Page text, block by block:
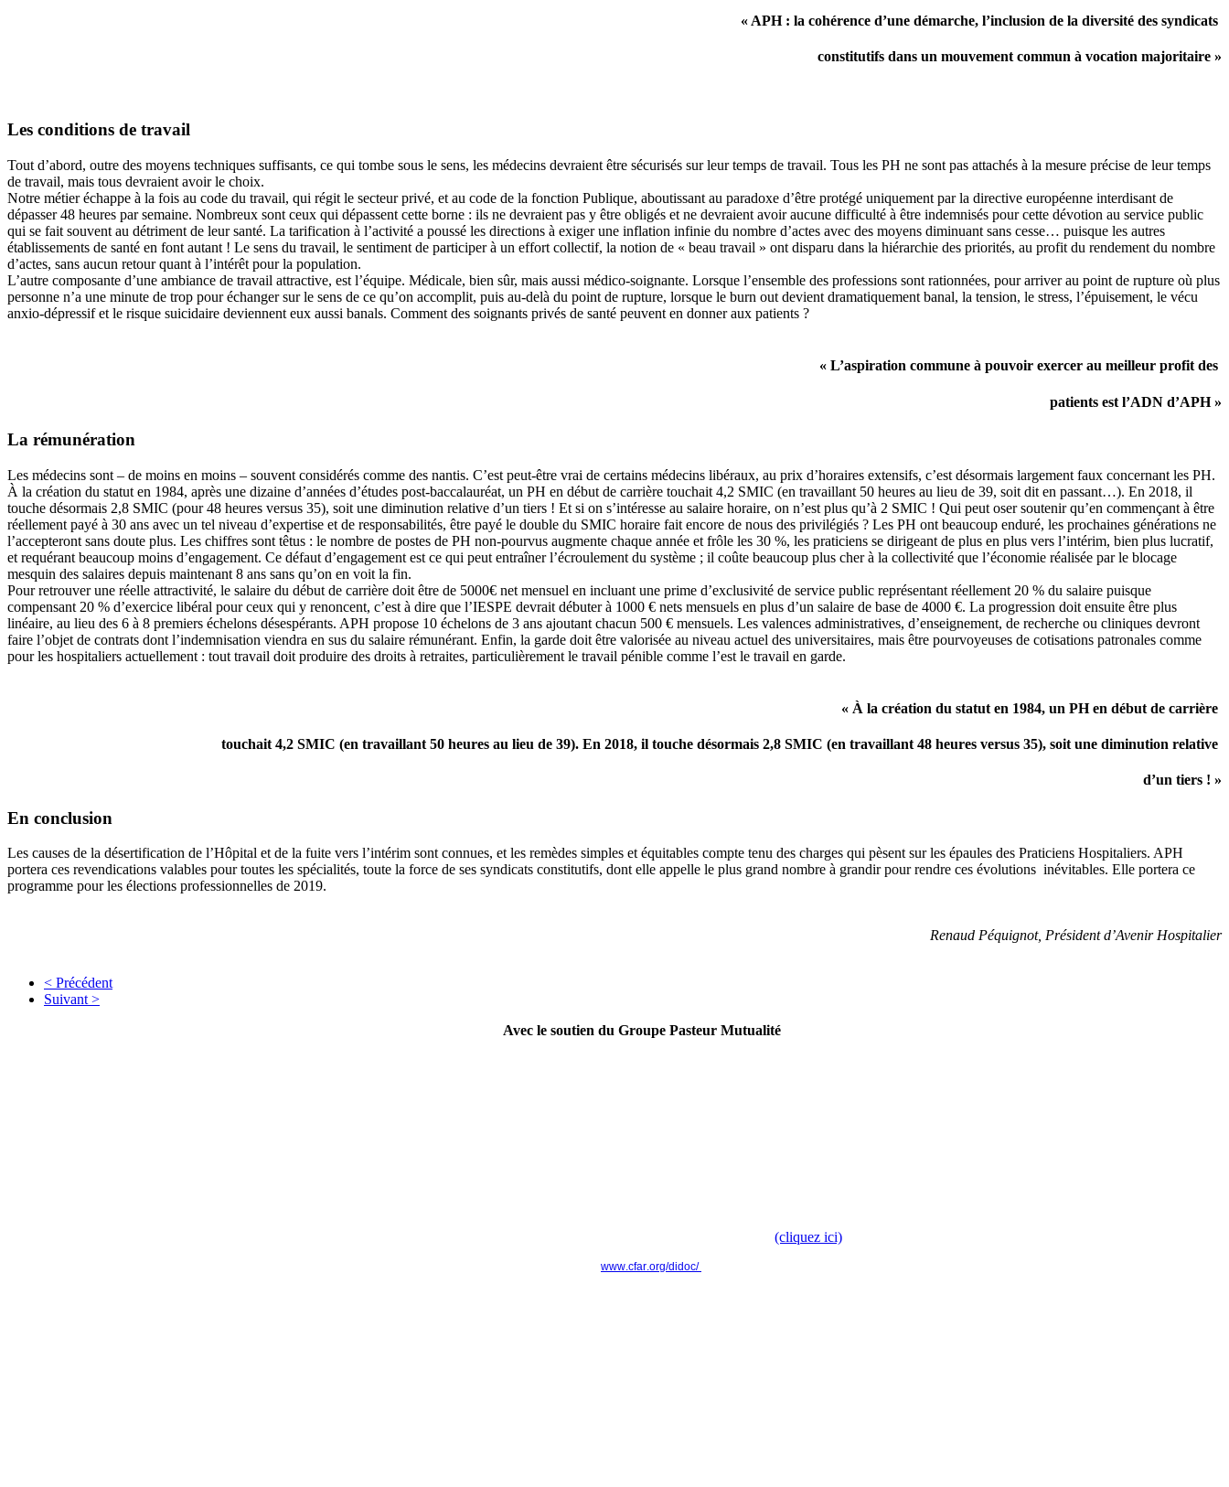
« APH : la cohérence d’une démarche, l’inclusion de la diversité des syndicats
constitutifs dans un mouvement commun à vocation majoritaire »
Les conditions de travail
Tout d’abord, outre des moyens techniques suffisants, ce qui tombe sous le sens, les médecins devraient être sécurisés sur leur temps de travail. Tous les PH ne sont pas attachés à la mesure précise de leur temps
de travail, mais tous devraient avoir le choix.
Notre métier échappe à la fois au code du travail, qui régit le secteur privé, et au code de la fonction Publique, aboutissant au paradoxe d’être protégé uniquement par la directive européenne interdisant de
dépasser 48 heures par semaine. Nombreux sont ceux qui dépassent cette borne : ils ne devraient pas y être obligés et ne devraient avoir aucune difficulté à être indemnisés pour cette dévotion au service public
qui se fait souvent au détriment de leur santé. La tarification à l’activité a poussé les directions à exiger une inflation infinie du nombre d’actes avec des moyens diminuant sans cesse… puisque les autres
établissements de santé en font autant ! Le sens du travail, le sentiment de participer à un effort collectif, la notion de « beau travail » ont disparu dans la hiérarchie des priorités, au profit du rendement du nombre
d’actes, sans aucun retour quant à l’intérêt pour la population.
L’autre composante d’une ambiance de travail attractive, est l’équipe. Médicale, bien sûr, mais aussi médico-soignante. Lorsque l’ensemble des professions sont rationnées, pour arriver au point de rupture où plus
personne n’a une minute de trop pour échanger sur le sens de ce qu’on accomplit, puis au-delà du point de rupture, lorsque le burn out devient dramatiquement banal, la tension, le stress, l’épuisement, le vécu
anxio-dépressif et le risque suicidaire deviennent eux aussi banals. Comment des soignants privés de santé peuvent en donner aux patients ?
« L’aspiration commune à pouvoir exercer au meilleur profit des
patients est l’ADN d’APH »
La rémunération
Les médecins sont – de moins en moins – souvent considérés comme des nantis. C’est peut-être vrai de certains médecins libéraux, au prix d’horaires extensifs, c’est désormais largement faux concernant les PH.
À la création du statut en 1984, après une dizaine d’années d’études post-baccalauréat, un PH en début de carrière touchait 4,2 SMIC (en travaillant 50 heures au lieu de 39, soit dit en passant…). En 2018, il
touche désormais 2,8 SMIC (pour 48 heures versus 35), soit une diminution relative d’un tiers ! Et si on s’intéresse au salaire horaire, on n’est plus qu’à 2 SMIC ! Qui peut oser soutenir qu’en commençant à être
réellement payé à 30 ans avec un tel niveau d’expertise et de responsabilités, être payé le double du SMIC horaire fait encore de nous des privilégiés ? Les PH ont beaucoup enduré, les prochaines générations ne
l’accepteront sans doute plus. Les chiffres sont têtus : le nombre de postes de PH non-pourvus augmente chaque année et frôle les 30 %, les praticiens se dirigeant de plus en plus vers l’intérim, bien plus lucratif,
et requérant beaucoup moins d’engagement. Ce défaut d’engagement est ce qui peut entraîner l’écroulement du système ; il coûte beaucoup plus cher à la collectivité que l’économie réalisée par le blocage
mesquin des salaires depuis maintenant 8 ans sans qu’on en voit la fin.
Pour retrouver une réelle attractivité, le salaire du début de carrière doit être de 5000€ net mensuel en incluant une prime d’exclusivité de service public représentant réellement 20 % du salaire puisque
compensant 20 % d’exercice libéral pour ceux qui y renoncent, c’est à dire que l’IESPE devrait débuter à 1000 € nets mensuels en plus d’un salaire de base de 4000 €. La progression doit ensuite être plus
linéaire, au lieu des 6 à 8 premiers échelons désespérants. APH propose 10 échelons de 3 ans ajoutant chacun 500 € mensuels. Les valences administratives, d’enseignement, de recherche ou cliniques devront
faire l’objet de contrats dont l’indemnisation viendra en sus du salaire rémunérant. Enfin, la garde doit être valorisée au niveau actuel des universitaires, mais être pourvoyeuses de cotisations patronales comme
pour les hospitaliers actuellement : tout travail doit produire des droits à retraites, particulièrement le travail pénible comme l’est le travail en garde.
« À la création du statut en 1984, un PH en début de carrière
touchait 4,2 SMIC (en travaillant 50 heures au lieu de 39). En 2018, il touche désormais 2,8 SMIC (en travaillant 48 heures versus 35), soit une diminution relative
d’un tiers ! »
En conclusion
Les causes de la désertification de l’Hôpital et de la fuite vers l’intérim sont connues, et les remèdes simples et équitables compte tenu des charges qui pèsent sur les épaules des Praticiens Hospitaliers. APH
portera ces revendications valables pour toutes les spécialités, toute la force de ses syndicats constitutifs, dont elle appelle le plus grand nombre à grandir pour rendre ces évolutions inévitables. Elle portera ce
programme pour les élections professionnelles de 2019.
Renaud Péquignot, Président d’Avenir Hospitalier
< Précédent
Suivant >
Avec le soutien du Groupe Pasteur Mutualité
(cliquez ici)
www.cfar.org/didoc/